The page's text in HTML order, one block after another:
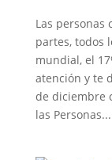
Las personas
partes, todos
mundial, el
atención y te
de diciembre
las Personas...